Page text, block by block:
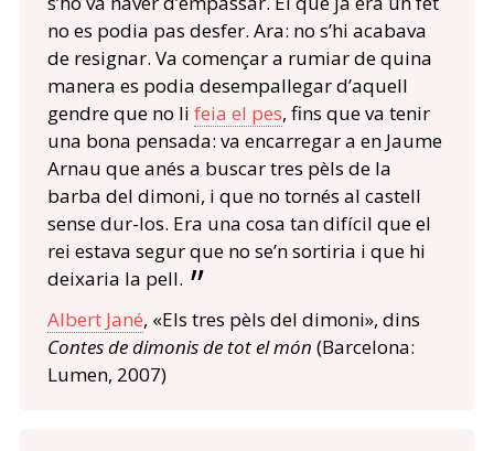
no es podia pas desfer. Ara: no s’hi acabava
de resignar. Va començar a rumiar de quina
manera es podia desempallegar d’aquell
gendre que no li feia el pes, fins que va tenir
una bona pensada: va encarregar a en Jaume
Arnau que anés a buscar tres pèls de la
barba del dimoni, i que no tornés al castell
sense dur-los. Era una cosa tan difícil que el
rei estava segur que no se’n sortiria i que hi
deixaria la pell.
Albert Jané, «Els tres pèls del dimoni», dins
Contes de dimonis de tot el món (Barcelona:
Lumen, 2007)